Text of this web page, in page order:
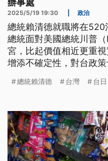
辦事處
2025/5/19 19:30 政治
總統賴清德就職將在520
總統面對美國總統川普
宮，比起價值相近更重
增添不確定性，對台政
對於和台灣同屬第一島
濟等領域的合作層級。
總統賴清德 台灣 台日